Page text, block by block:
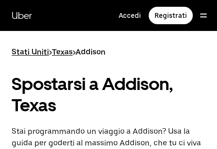
contenuto
principale
Uber Accedi Registrati
Stati Uniti>Texas>Addison
Spostarsi a Addison,
Texas
Stai programmando un viaggio a Addison? Usa la
guida per goderti al massimo Addison, che tu ci viva